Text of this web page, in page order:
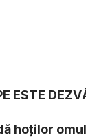
ESTE
hoților